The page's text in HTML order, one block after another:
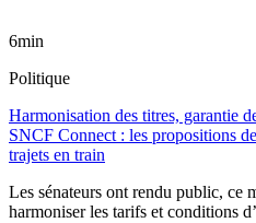
6min
Politique
Harmonisation des titres, garantie
SNCF Connect : les propositions
trajets en train
Les sénateurs ont rendu public, ce
harmoniser les tarifs et conditions